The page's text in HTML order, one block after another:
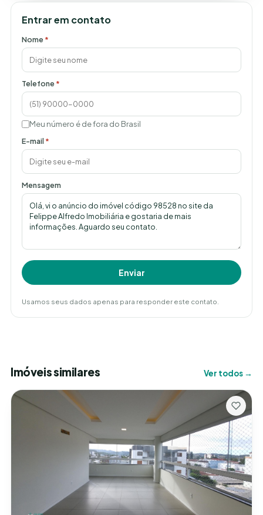
Entrar em contato
Nome*
Telefone*
Meu número é de fora do Brasil
E-mail*
Mensagem
Enviar
Usamos seus dados apenas para responder este contato.
Imóveis similares Ver todos →